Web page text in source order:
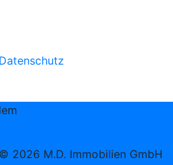
Datenschutz
2026 M.D. Immobilien GmbH